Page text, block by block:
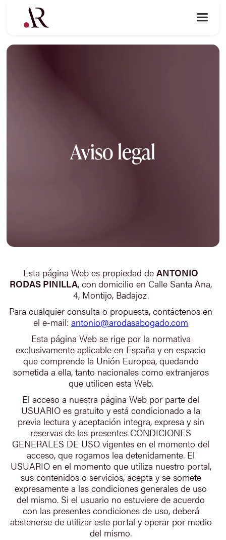
Aviso legal
Esta página Web es propiedad deANTONIO
RODAS PINILLA, con domicilio en Calle Santa Ana,
4, Montijo, Badajoz.
Para cualquier consulta o propuesta, contáctenos en
el e-mail:antonio@arodasabogado.com
Esta página Web se rige por la normativa
exclusivamente aplicable en España y en espacio
que comprende la Unión Europea, quedando
sometida a ella, tanto nacionales como extranjeros
que utilicen esta Web.
El acceso a nuestra página Web por parte del
USUARIO es gratuito y está condicionado a la
previa lectura y aceptación integra, expresa y sin
reservas de las presentes CONDICIONES
GENERALES DE USO vigentes en el momento del
acceso, que rogamos lea detenidamente. El
USUARIO en el momento que utiliza nuestro portal,
sus contenidos o servicios, acepta y se somete
expresamente a las condiciones generales de uso
del mismo. Si el usuario no estuviere de acuerdo
con las presentes condiciones de uso, deberá
abstenerse de utilizar este portal y operar por medio
del mismo.